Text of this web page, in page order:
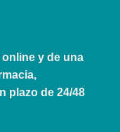
y de una
plazo de 24/48